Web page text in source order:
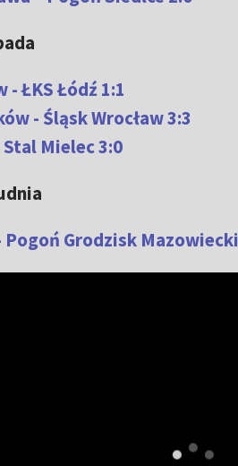
- ŁKS Łódź 1:1
- Śląsk Wrocław 3:3
Stal Mielec 3:0
Pogoń Grodzisk Mazowiecki